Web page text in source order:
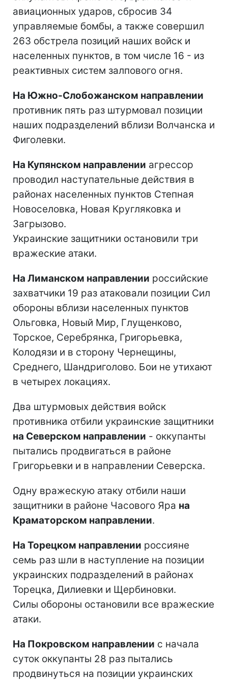
авиационных ударов, сбросив 34
управляемые бомбы, а также совершил
263 обстрела позиций наших войск и
населенных пунктов, в том числе 16 - из
реактивных систем залпового огня.
На Южно-Слобожанском направлении
противник пять раз штурмовал позиции
наших подразделений вблизи Волчанска и
Фиголевки.
На Купянском направлении агрессор
проводил наступательные действия в
районах населенных пунктов Степная
Новоселовка, Новая Кругляковка и
Загрызово.
Украинские защитники остановили три
вражеские атаки.
На Лиманском направлении российские
захватчики 19 раз атаковали позиции Сил
обороны вблизи населенных пунктов
Ольговка, Новый Мир, Глущенково,
Торское, Серебрянка, Григорьевка,
Колодязи и в сторону Чернещины,
Среднего, Шандриголово. Бои не утихают
в четырех локациях.
Два штурмовых действия войск
противника отбили украинские защитники
на Северском направлении - оккупанты
пытались продвигаться в районе
Григорьевки и в направлении Северска.
Одну вражескую атаку отбили наши
защитники в районе Часового Яра на
Краматорском направлении.
На Торецком направлении россияне
семь раз шли в наступление на позиции
украинских подразделений в районах
Торецка, Дилиевки и Щербиновки.
Силы обороны остановили все вражеские
атаки.
На Покровском направлении с начала
суток оккупанты 28 раз пытались
продвинуться на позиции украинских